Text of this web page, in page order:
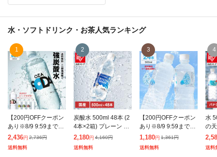
水・ソフトドリンク・お茶人気ランキング
1
【200円OFFクーポン
あり※8/9 9:59まで】
強炭酸水 OZA SODA
500ml 48本 2ケース
炭酸水 無糖 ソー
2,436円 2,736円
送料無料
2
炭酸水 500ml 48本 (2
4本×2箱) プレーン 強
炭酸水 アイリスオー
ヤマ クリスタルスパ
ーク 炭酸 無糖 クリス
2,180円 4,160円
送料無料
3
【200円OFFクーポン
あり※8/9 9:59まで】
ミネラルウォーター
彩水 -あやみず- 500ml
×24本 軟水 天然水 水
1,180円 1,361円
送料無料
4
水
の
ラ
ウ
ト
送料